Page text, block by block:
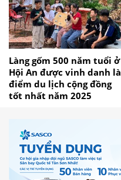
Làng gốm 500 năm tuổi ở
Hội An được vinh danh là
điểm du lịch cộng đồng
tốt nhất năm 2025